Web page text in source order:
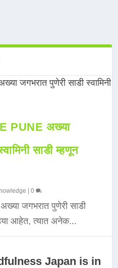
PUNE अख्या
साडी म्हणून
|0
जगभरात पुणेरी साडी
आहेत, त्यात अनेक...
Japan is in